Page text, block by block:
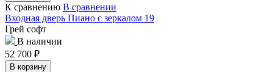
К сравнению В сравнении
Входная дверь Пиано с зеркалом 19
Грей софт
В наличии
52 700 ₽
В корзину